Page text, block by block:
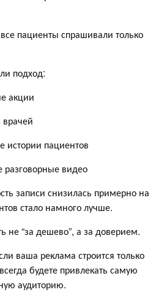
пациенты спрашивали только
подход:
акции
пациентов
видео
записи снизилась примерно на
стало намного лучше.
не “за дешево”, а за доверием.
ваша реклама строится только
будете привлекать самую
аудиторию.